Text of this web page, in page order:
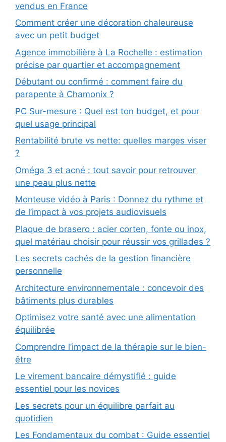
vendus en France
Comment créer une décoration chaleureuse
avec un petit budget
Agence immobilière à La Rochelle : estimation
précise par quartier et accompagnement
Débutant ou confirmé : comment faire du
parapente à Chamonix ?
PC Sur-mesure : Quel est ton budget, et pour
quel usage principal
Rentabilité brute vs nette: quelles marges viser
?
Oméga 3 et acné : tout savoir pour retrouver
une peau plus nette
Monteuse vidéo à Paris : Donnez du rythme et
de l’impact à vos projets audiovisuels
Plaque de brasero : acier corten, fonte ou inox,
quel matériau choisir pour réussir vos grillades ?
Les secrets cachés de la gestion financière
personnelle
Architecture environnementale : concevoir des
bâtiments plus durables
Optimisez votre santé avec une alimentation
équilibrée
Comprendre l’impact de la thérapie sur le bien-
être
Le virement bancaire démystifié : guide
essentiel pour les novices
Les secrets pour un équilibre parfait au
quotidien
Les Fondamentaux du combat : Guide essentiel